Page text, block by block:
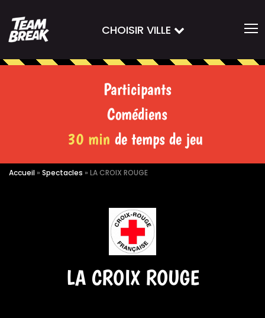
CHOISIR VILLE
Participants
Comédiens
30 min de temps de jeu
Accueil » Spectacles » LA CROIX ROUGE
LA CROIX ROUGE